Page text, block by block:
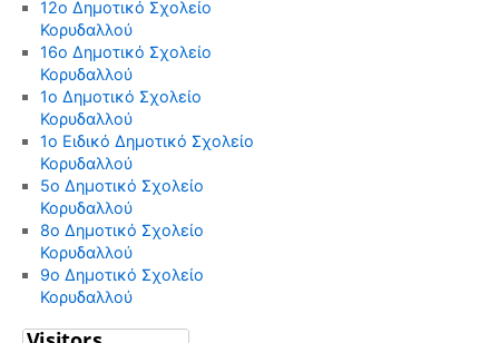
12ο Δημοτικό Σχολείο
Κορυδαλλού
16ο Δημοτικό Σχολείο
Κορυδαλλού
1ο Δημοτικό Σχολείο
Κορυδαλλού
1ο Ειδικό Δημοτικό Σχολείο
Κορυδαλλού
5ο Δημοτικό Σχολείο
Κορυδαλλού
8ο Δημοτικό Σχολείο
Κορυδαλλού
9ο Δημοτικό Σχολείο
Κορυδαλλού